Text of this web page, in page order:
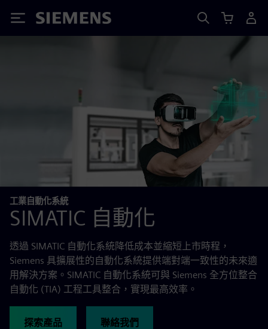
Siemens
工業自動化系統
SIMATIC 自動化
透過 SIMATIC 自動化系統降低成本並縮短上市時程，
Siemens 具擴展性的自動化系統提供端對端一致性的未來適
用解決方案。SIMATIC 自動化系統可與 Siemens 全方位整合
自動化 (TIA) 工程工具整合，實現最高效率。
探索產品 聯絡我們